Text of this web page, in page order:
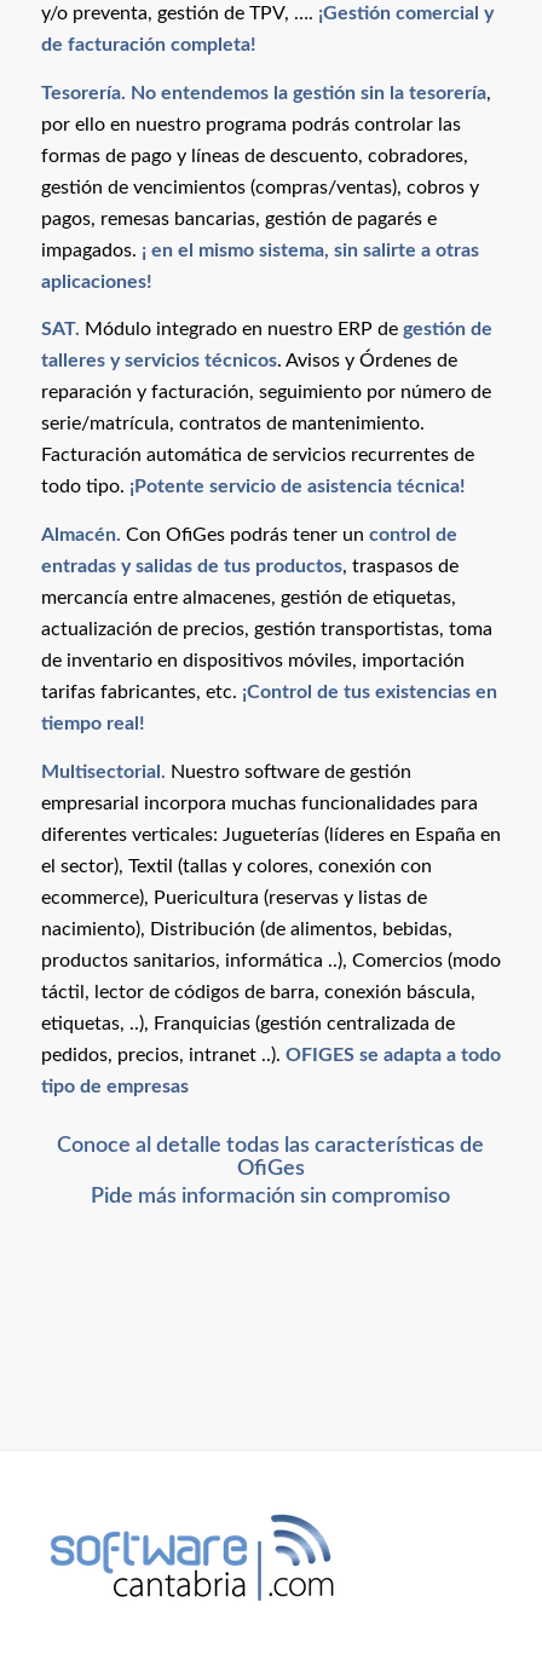
y/o preventa, gestión de TPV, …. ¡Gestión comercial y
de facturación completa!
Tesorería. No entendemos la gestión sin la tesorería,
por ello en nuestro programa podrás controlar las
formas de pago y líneas de descuento, cobradores,
gestión de vencimientos (compras/ventas), cobros y
pagos, remesas bancarias, gestión de pagarés e
impagados. ¡ en el mismo sistema, sin salirte a otras
aplicaciones!
SAT. Módulo integrado en nuestro ERP de gestión de
talleres y servicios técnicos. Avisos y Órdenes de
reparación y facturación, seguimiento por número de
serie/matrícula, contratos de mantenimiento.
Facturación automática de servicios recurrentes de
todo tipo. ¡Potente servicio de asistencia técnica!
Almacén. Con OfiGes podrás tener un control de
entradas y salidas de tus productos, traspasos de
mercancía entre almacenes, gestión de etiquetas,
actualización de precios, gestión transportistas, toma
de inventario en dispositivos móviles, importación
tarifas fabricantes, etc. ¡Control de tus existencias en
tiempo real!
Multisectorial. Nuestro software de gestión
empresarial incorpora muchas funcionalidades para
diferentes verticales: Jugueterías (líderes en España en
el sector), Textil (tallas y colores, conexión con
ecommerce), Puericultura (reservas y listas de
nacimiento), Distribución (de alimentos, bebidas,
productos sanitarios, informática ..), Comercios (modo
táctil, lector de códigos de barra, conexión báscula,
etiquetas, ..), Franquicias (gestión centralizada de
pedidos, precios, intranet ..). OFIGES se adapta a todo
tipo de empresas
Conoce al detalle todas las características de
OfiGes
Pide más información sin compromiso